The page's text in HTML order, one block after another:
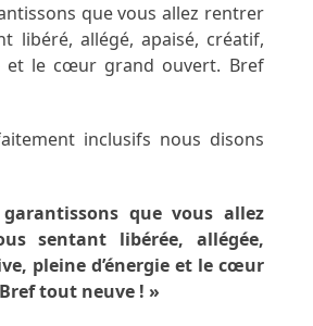
que vous allez rentrer
libéré, allégé, apaisé, créatif,
et le cœur grand ouvert. Bref
inclusifs nous disons
que vous allez
sentant libérée, allégée,
pleine d’énergie et le cœur
tout neuve ! »